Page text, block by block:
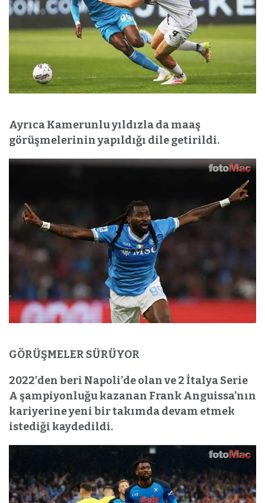
Ayrıca Kamerunlu yıldızla da maaş
görüşmelerinin yapıldığı dile getirildi.
GÖRÜŞMELER SÜRÜYOR
2022’den beri Napoli’de olan ve 2 İtalya Serie
A şampiyonluğu kazanan Frank Anguissa’nın
kariyerine yeni bir takımda devam etmek
istediği kaydedildi.